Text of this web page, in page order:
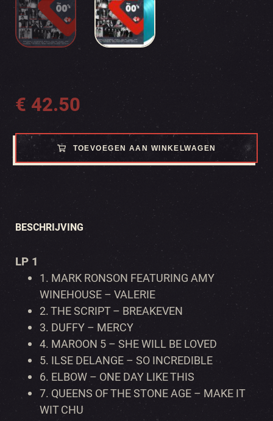
€ 42.50
TOEVOEGEN AAN WINKELWAGEN
BESCHRIJVING
LP 1
1. MARK RONSON FEATURING AMY
WINEHOUSE – VALERIE
2.THE SCRIPT – BREAKEVEN
3. DUFFY – MERCY
4. MAROON 5 – SHE WILL BE LOVED
5. ILSE DELANGE – SO INCREDIBLE
6. ELBOW – ONE DAY LIKE THIS
7. QUEENS OF THE STONE AGE – MAKE IT
WIT CHU